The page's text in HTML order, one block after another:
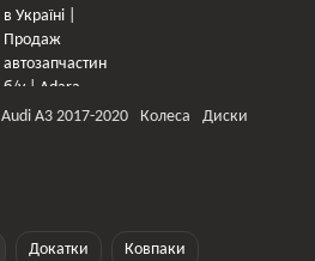
Audi A3 2017-2020 Колеса Диски
Докатки Ковпаки